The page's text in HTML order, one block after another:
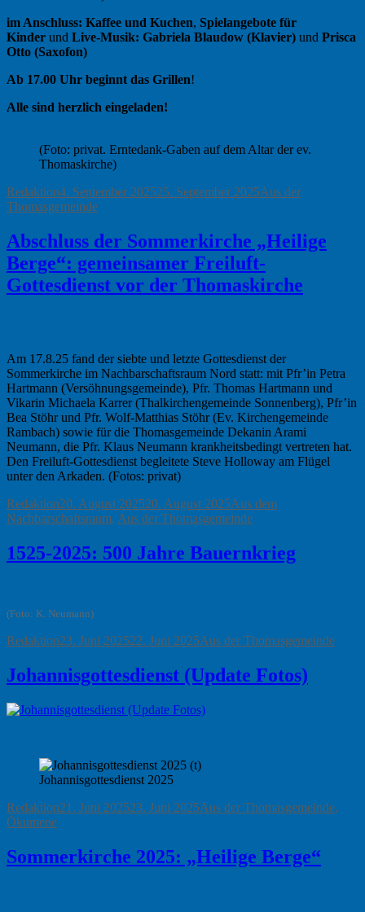
im Anschluss: Kaffee und Kuchen, Spielangebote für
Kinder und Live-Musik: Gabriela Blaudow (Klavier) und Prisca
Otto (Saxofon)
Ab 17.00 Uhr beginnt das Grillen!
Alle sind herzlich eingeladen!
(Foto: privat. Erntedank-Gaben auf dem Altar der ev.
Thomaskirche)
Autor
RedaktionVeröffentlicht
am
4. September 202525. September 2025Kategorien
Aus der
Thomasgemeinde
Abschluss der Sommerkirche „Heilige
Berge“: gemeinsamer Freiluft-
Gottesdienst vor der Thomaskirche
Am 17.8.25 fand der siebte und letzte Gottesdienst der
Sommerkirche im Nachbarschaftsraum Nord statt: mit Pfr’in Petra
Hartmann (Versöhnungsgemeinde), Pfr. Thomas Hartmann und
Vikarin Michaela Karrer (Thalkirchengemeinde Sonnenberg), Pfr’in
Bea Stöhr und Pfr. Wolf-Matthias Stöhr (Ev. Kirchengemeinde
Rambach) sowie für die Thomasgemeinde Dekanin Arami
Neumann, die Pfr. Klaus Neumann krankheitsbedingt vertreten hat.
Den Freiluft-Gottesdienst begleitete Steve Holloway am Flügel
unter den Arkaden. (Fotos: privat)
Autor
RedaktionVeröffentlicht
am
20. August 202520. August 2025Kategorien
Aus dem
Nachbarschaftsraum, Aus der Thomasgemeinde
1525-2025: 500 Jahre Bauernkrieg
(Foto: K. Neumann)
Autor
RedaktionVeröffentlicht
23. Juni 202522. Juni 2025Kategorien
Aus der Thomasgemeinde
Johannisgottesdienst (Update Fotos)
Johannisgottesdienst 2025
Autor
RedaktionVeröffentlicht
21. Juni 202523. Juni 2025Kategorien
Aus der Thomasgemeinde,
Ökumene
Sommerkirche 2025: „Heilige Berge“